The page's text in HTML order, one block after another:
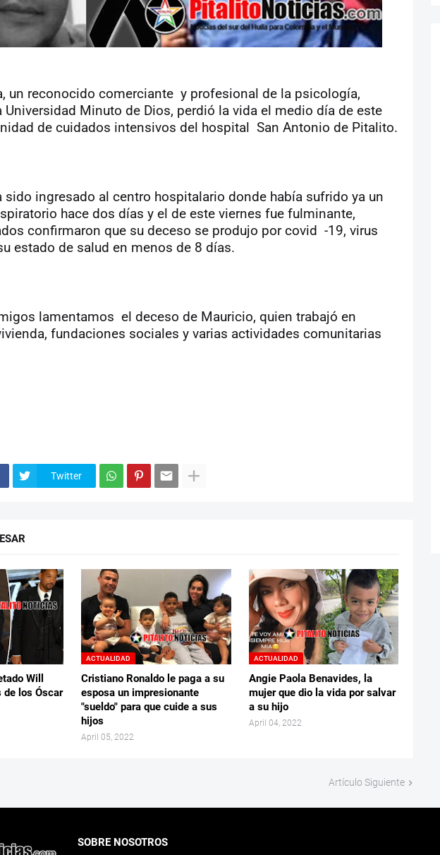
un reconocido comerciante y profesional de la psicología,
Universidad Minuto de Dios, perdió la vida el medio día de este
de cuidados intensivos del hospital San Antonio de Pitalito.
sido ingresado al centro hospitalario donde había sufrido ya un
hace dos días y el de este viernes fue fulminante,
confirmaron que su deceso se produjo por covid -19, virus
estado de salud en menos de 8 días.
lamentamos el deceso de Mauricio, quien trabajó en
fundaciones sociales y varias actividades comunitarias
Twitter
Will
los Óscar
ACTUALIDAD
Cristiano Ronaldo le paga a su
esposa un impresionante
"sueldo" para que cuide a sus
hijos
April 05, 2022
ACTUALIDAD
Angie Paola Benavides, la
mujer que dio la vida por salvar
a su hijo
April 04, 2022
Artículo Siguiente
SOBRE NOSOTROS